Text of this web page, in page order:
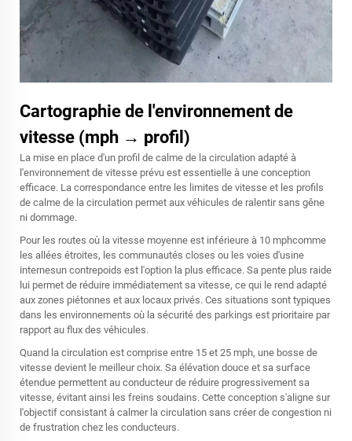
Cartographie de l'environnement de
vitesse (mph → profil)
La mise en place d'un profil de calme de la circulation adapté à
l'environnement de vitesse prévu est essentielle à une conception
efficace. La correspondance entre les limites de vitesse et les profils
de calme de la circulation permet aux véhicules de ralentir sans gêne
ni dommage.
Pour les routes où la vitesse moyenne est inférieure à 10 mphcomme
les allées étroites, les communautés closes ou les voies d'usine
internesun contrepoids est l'option la plus efficace. Sa pente plus raide
lui permet de réduire immédiatement sa vitesse, ce qui le rend adapté
aux zones piétonnes et aux locaux privés. Ces situations sont typiques
dans les environnements où la sécurité des parkings est prioritaire par
rapport au flux des véhicules.
Quand la circulation est comprise entre 15 et 25 mph, une bosse de
vitesse devient le meilleur choix. Sa élévation douce et sa surface
étendue permettent au conducteur de réduire progressivement sa
vitesse, évitant ainsi les freins soudains. Cette conception s'aligne sur
l'objectif consistant à calmer la circulation sans créer de congestion ni
de frustration chez les conducteurs.